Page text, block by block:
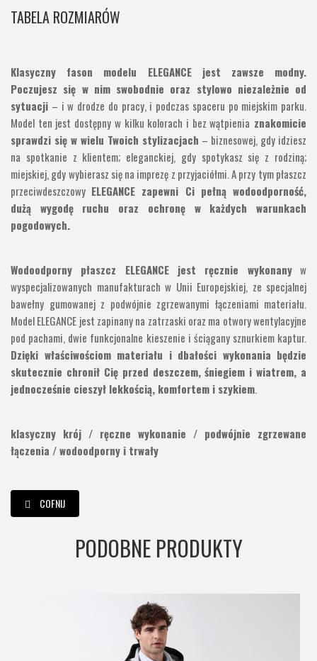
TABELA ROZMIARÓW
Klasyczny fason modelu ELEGANCE jest zawsze modny.
Poczujesz się w nim swobodnie oraz stylowo niezależnie od
sytuacji – i w drodze do pracy, i podczas spaceru po miejskim parku.
Model ten jest dostępny w kilku kolorach i bez wątpienia znakomicie
sprawdzi się w wielu Twoich stylizacjach – biznesowej, gdy idziesz
na spotkanie z klientem; eleganckiej, gdy spotykasz się z rodziną;
miejskiej, gdy wybierasz się na imprezę z przyjaciółmi. A przy tym płaszcz
przeciwdeszczowy ELEGANCE zapewni Ci pełną wodoodporność,
dużą wygodę ruchu oraz ochronę w każdych warunkach
pogodowych.
Wodoodporny płaszcz ELEGANCE jest ręcznie wykonanyw
wyspecjalizowanych manufakturach w Unii Europejskiej, ze specjalnej
bawełny gumowanej z podwójnie zgrzewanymi łączeniami materiału.
Model ELEGANCE jest zapinany na zatrzaski oraz ma otwory wentylacyjne
pod pachami, dwie funkcjonalne kieszenie i ściągany sznurkiem kaptur.
Dzięki właściwościom materiału i dbałości wykonania będzie
skutecznie chronił Cię przed deszczem, śniegiem i wiatrem, a
jednocześnie cieszył lekkością, komfortem i szykiem.
klasyczny krój / ręczne wykonanie / podwójnie zgrzewane
łączenia / wodoodporny i trwały
COFNIJ
PODOBNE PRODUKTY